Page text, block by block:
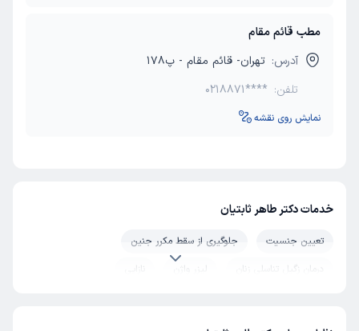
مطب قائم مقام
آدرس: تهران- قائم مقام - پ178
تلفن: 0218871****
نمایش روی نقشه
خدمات دکتر طاهر ثابتیان
تعیین جنسیت
جلوگیری از سقط مکرر جنین
درمان زگیل تناسلی زنان
لیزر واژن
نازایی